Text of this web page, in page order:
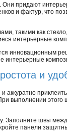
Они придают
и фактур, что
такими как
интерьерные
инновационным
и
выполнении
Заполните швы
панели